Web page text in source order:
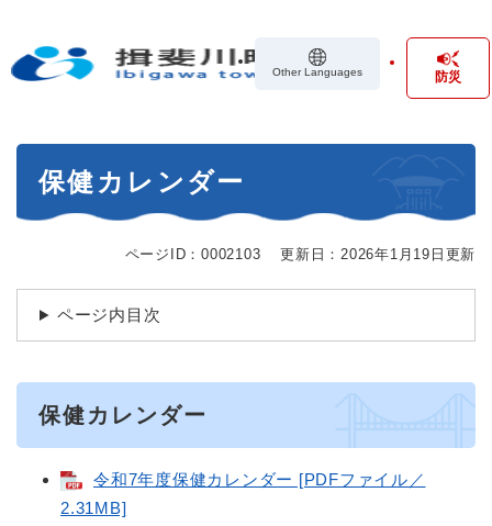
の
Other Languages 防災
保健カレンダー
ページID：0002103 更新日：2026年1月19日更新
ページ内目次
保健カレンダー
令和7年度保健カレンダー [PDFファイル／
2.31MB]